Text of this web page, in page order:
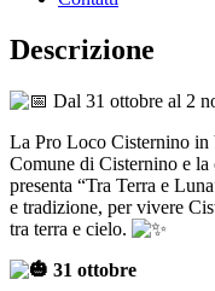
Descrizione
Dal 31 ottobre al 2
La Pro Loco Cisternino in
Comune di Cisternino e
presenta “Tra Terra e
e tradizione, per vivere
tra terra e cielo.
31 ottobre